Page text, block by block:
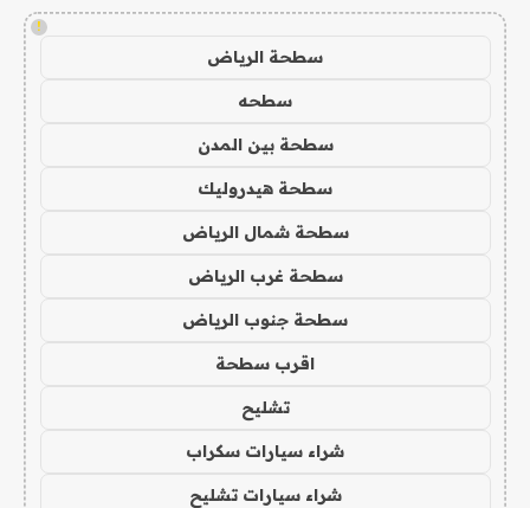
!
سطحة الرياض
سطحه
سطحة بين المدن
سطحة هيدروليك
سطحة شمال الرياض
سطحة غرب الرياض
سطحة جنوب الرياض
اقرب سطحة
تشليح
شراء سيارات سكراب
شراء سيارات تشليح